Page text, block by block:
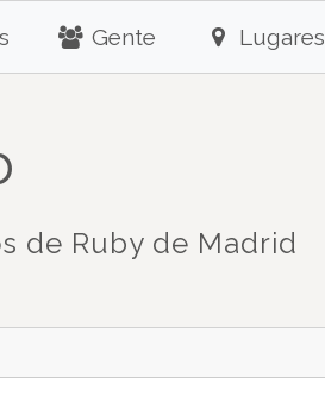
Gente Lugares
de Ruby de Madrid